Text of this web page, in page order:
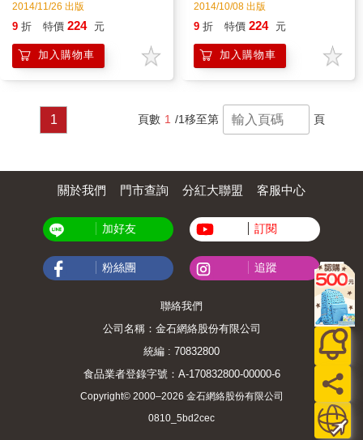
2014/11/26 出版
9 折 特價 224 元
加入購物車
2014/10/08 出版
9 折 特價 224 元
加入購物車
1 頁數 1 /1移至第 頁
關於我們 門市查詢 分紅大聯盟 客服中心
加好友 訂閱
粉絲團 追蹤
聯絡我們
公司名稱：金石網絡股份有限公司
統編 : 70832800
食品業者登錄字號：A-170832800-00000-6
Copyright© 2000–2026 金石網絡股份有限公司
0810_5bd2cec